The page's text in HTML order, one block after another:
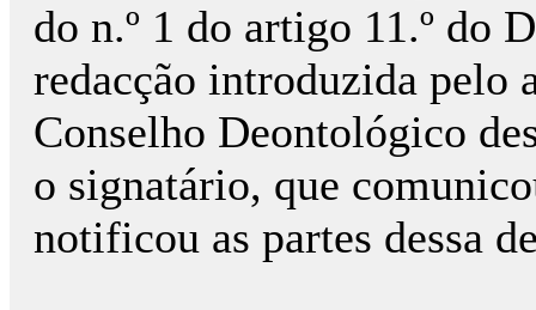
do n.º 1 do artigo 11.º do
redacção introduzida pelo
Conselho Deontológico
o signatário, que
notificou as partes dessa